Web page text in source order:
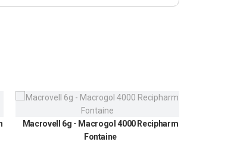
lần/ngày dùng trong 30 ngày.
giảm bạch cầu trung tính : 2 viên/lần/ngày
Macrovell 6g - Macrogol 4000 Recipharm
Fontaine